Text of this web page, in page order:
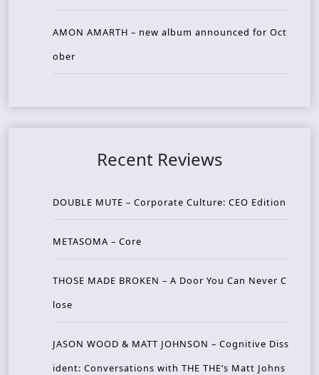
AMON AMARTH – new album announced for Oct
ober
Recent Reviews
DOUBLE MUTE – Corporate Culture: CEO Edition
METASOMA – Core
THOSE MADE BROKEN – A Door You Can Never C
lose
JASON WOOD & MATT JOHNSON – Cognitive Diss
ident: Conversations with THE THE’s Matt Johns